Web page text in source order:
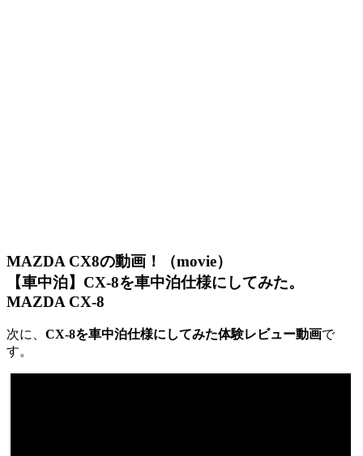
MAZDA CX8の動画！（movie）
【車中泊】CX-8を車中泊仕様にしてみた。
MAZDA CX-8
次に、 CX-8を車中泊仕様にしてみた体験レビュー動画で
す。